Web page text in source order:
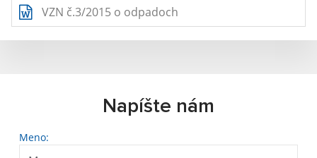
VZN č.3/2015 o odpadoch
Napíšte nám
Meno: